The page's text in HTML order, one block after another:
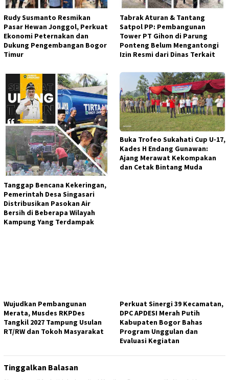
Rudy Susmanto Resmikan
Pasar Hewan Jonggol, Perkuat
Ekonomi Peternakan dan
Dukung Pengembangan Bogor
Timur
Tabrak Aturan & Tantang
Satpol PP: Pembangunan
Tower PT Gihon di Parung
Ponteng Belum Mengantongi
Izin Resmi dari Dinas Terkait
Tanggap Bencana Kekeringan,
Pemerintah Desa Singasari
Distribusikan Pasokan Air
Bersih di Beberapa Wilayah
Kampung Yang Terdampak
Buka Trofeo Sukahati Cup U-17,
Kades H Endang Gunawan:
Ajang Merawat Kekompakan
dan Cetak Bintang Muda
Wujudkan Pembangunan
Merata, Musdes RKPDes
Tangkil 2027 Tampung Usulan
RT/RW dan Tokoh Masyarakat
Perkuat Sinergi 39 Kecamatan,
DPC APDESI Merah Putih
Kabupaten Bogor Bahas
Program Unggulan dan
Evaluasi Kegiatan
Tinggalkan Balasan